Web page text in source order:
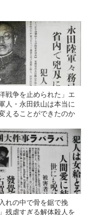
戦争を止められた」エ
人・永田鉄山は本当に
えることができたのか
れの中で骨を鋸で挽
虐すぎる解体殺人を